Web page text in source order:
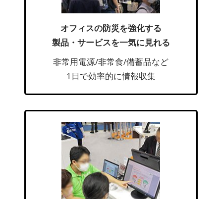
オフィスの防災を強化する
製品・サービスを一気に見れる
非常用電源/非常食/備蓄品など
1日で効率的に情報収集